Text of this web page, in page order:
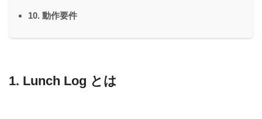
10. 動作要件
1. Lunch Log とは